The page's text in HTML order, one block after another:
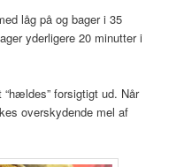
låg på og bager i 35
yderligere 20 minutter i
forsigtigt ud. Når
overskydende mel af